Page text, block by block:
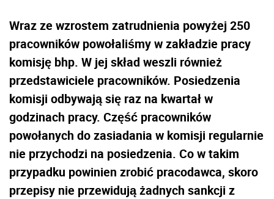
Wraz ze wzrostem zatrudnienia powyżej 250
pracowników powołaliśmy w zakładzie pracy
komisję bhp. W jej skład weszli również
przedstawiciele pracowników. Posiedzenia
komisji odbywają się raz na kwartał w
godzinach pracy. Część pracowników
powołanych do zasiadania w komisji regularnie
nie przychodzi na posiedzenia. Co w takim
przypadku powinien zrobić pracodawca, skoro
przepisy nie przewidują żadnych sankcji z